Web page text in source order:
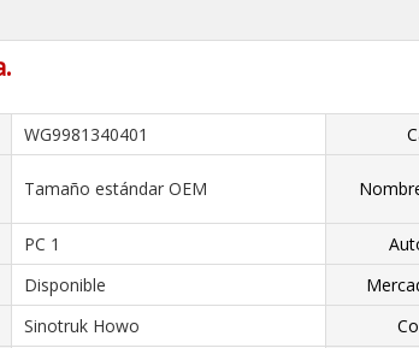
WG9981340401
Tamaño estándar OEM
PC 1
Disponible
Sinotruk Howo